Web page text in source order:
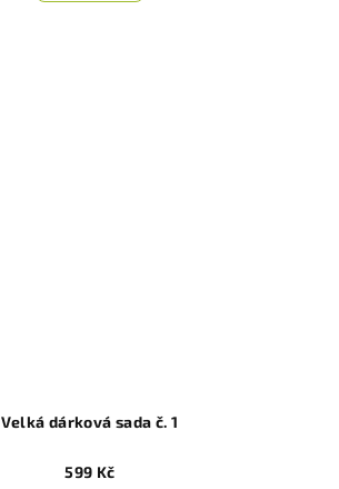
Velká dárková sada č. 1
599 Kč